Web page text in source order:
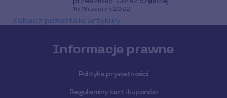
16 Wrzesień 2022
Zobacz pozostałe artykuły
Informacje prawne
Polityka prywatności
Regulaminy kart i kuponów